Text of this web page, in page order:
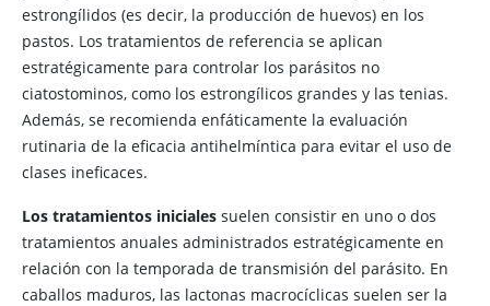
estrongílidos (es decir, la producción de huevos) en los
pastos. Los tratamientos de referencia se aplican
estratégicamente para controlar los parásitos no
ciatostominos, como los estrongílicos grandes y las tenias.
Además, se recomienda enfáticamente la evaluación
rutinaria de la eficacia antihelmíntica para evitar el uso de
clases ineficaces.
Los tratamientos iniciales suelen consistir en uno o dos
tratamientos anuales administrados estratégicamente en
relación con la temporada de transmisión del parásito. En
caballos maduros, las lactonas macrocíclicas suelen ser la